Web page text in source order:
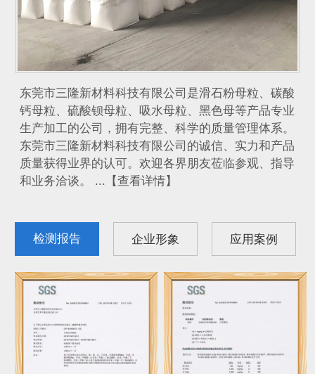
东莞市三隆新材料科技有限公司是滑石粉母粒、碳酸
钙母粒、硫酸钡母粒、吸水母粒、黑色母等产品专业
生产加工的公司，拥有完整、科学的质量管理体系。
东莞市三隆新材料科技有限公司的诚信、实力和产品
质量获得业界的认可。欢迎各界朋友莅临参观、指导
和业务洽谈。 ...【查看详情】
检测报告 企业形象 应用案例